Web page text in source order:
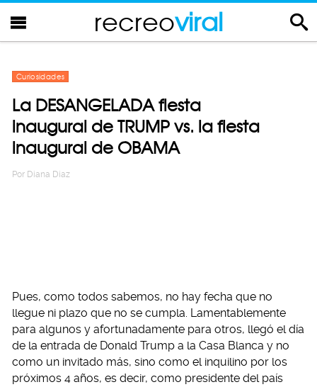
recreoviral
Curiosidades
La DESANGELADA fiesta
inaugural de TRUMP vs. la fiesta
inaugural de OBAMA
Por Diana Diaz
Pues, como todos sabemos, no hay fecha que no
llegue ni plazo que no se cumpla. Lamentablemente
para algunos y afortunadamente para otros, llegó el día
de la entrada de Donald Trump a la Casa Blanca y no
como un invitado más, sino como el inquilino por los
próximos 4 años, es decir, como presidente del país